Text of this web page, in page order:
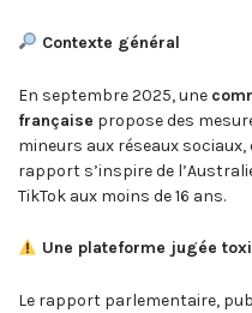
Contexte général
En septembre 2025, une
française propose des
mineurs aux réseaux
rapport s’inspire de
TikTok aux moins de 16 ans.
Une plateforme jugée
Le rapport parlementaire,